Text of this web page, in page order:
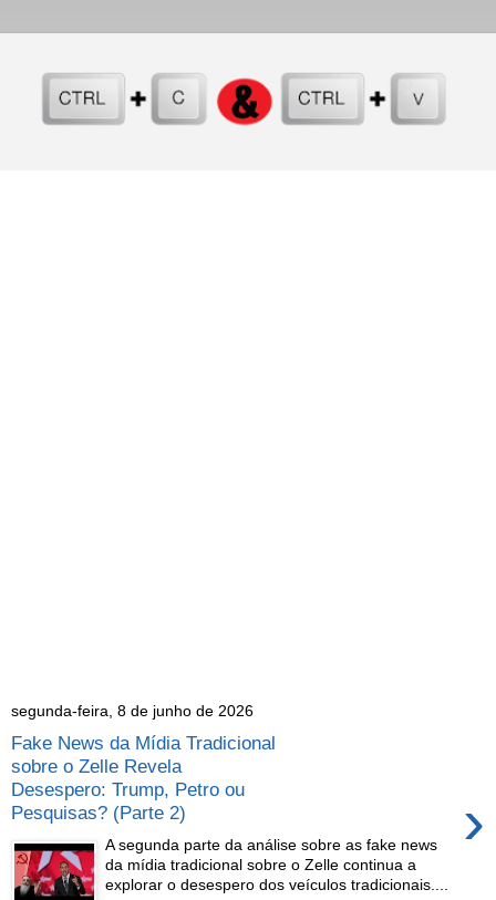
segunda-feira, 8 de junho de 2026
Fake News da Mídia Tradicional
sobre o Zelle Revela
Desespero: Trump, Petro ou
Pesquisas? (Parte 2)
›
A segunda parte da análise sobre as fake news
da mídia tradicional sobre o Zelle continua a
explorar o desespero dos veículos tradicionais....